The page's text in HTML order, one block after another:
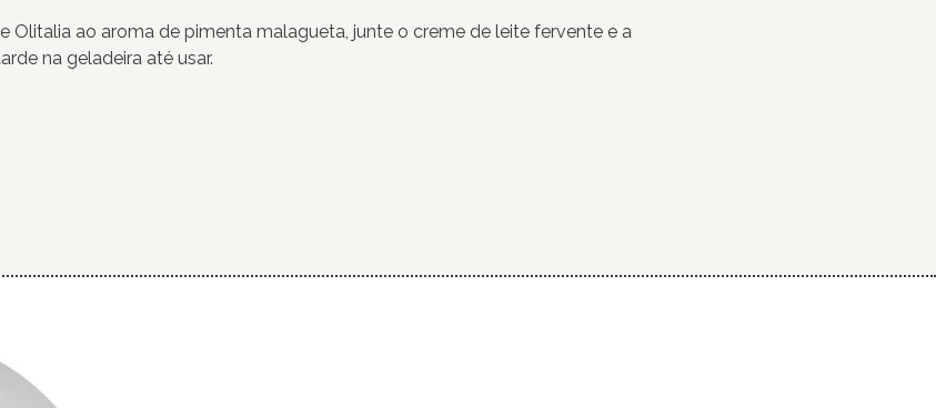
Olitalia ao aroma de pimenta malagueta, junte o creme de leite fervente e a
na geladeira até usar.